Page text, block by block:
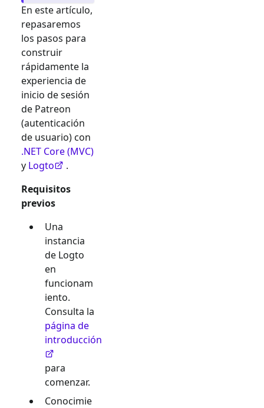
En este artículo,
repasaremos
los pasos para
construir
rápidamente la
experiencia de
inicio de sesión
de Patreon
(autenticación
de usuario) con
.NET Core (MVC)
y Logto
.
Requisitos
previos
Una
instancia
de Logto
en
funcionam
iento.
Consulta la
página de
introducción
para
comenzar.
Conocimie